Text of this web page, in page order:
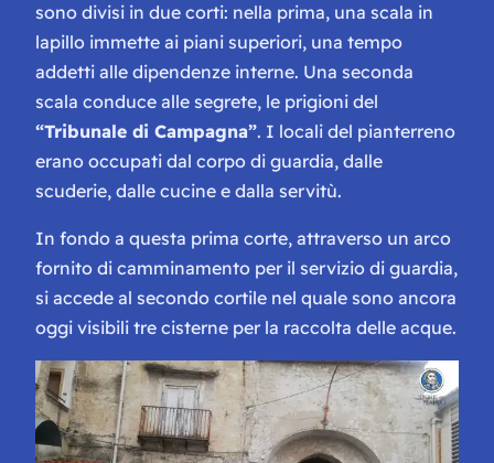
sono divisi in due corti: nella prima, una scala in
lapillo immette ai piani superiori, una tempo
addetti alle dipendenze interne. Una seconda
scala conduce alle segrete, le prigioni del
“Tribunale di Campagna”. I locali del pianterreno
erano occupati dal corpo di guardia, dalle
scuderie, dalle cucine e dalla servitù.
In fondo a questa prima corte, attraverso un arco
fornito di camminamento per il servizio di guardia,
si accede al secondo cortile nel quale sono ancora
oggi visibili tre cisterne per la raccolta delle acque.